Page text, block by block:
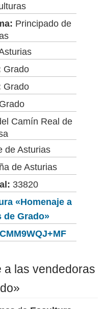
Principado de
Grado
Grado
Grado
Camín Real de
de Asturias
de Asturias
33820
«Homenaje a
de Grado»
a las vendedoras